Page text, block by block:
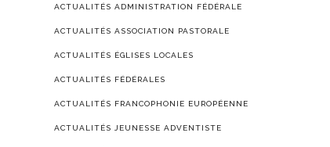
ACTUALITÉS ADMINISTRATION FÉDÉRALE
ACTUALITÉS ASSOCIATION PASTORALE
ACTUALITÉS ÉGLISES LOCALES
ACTUALITÉS FÉDÉRALES
ACTUALITÉS FRANCOPHONIE EUROPÉENNE
ACTUALITÉS JEUNESSE ADVENTISTE